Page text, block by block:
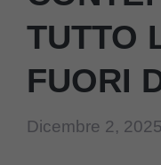
TUTTO
FUORI
Dicembre 2, 2025